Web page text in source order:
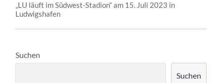
„LU läuft im Südwest-Stadion“ am 15. Juli 2023 in
Ludwigshafen
Suchen
Suchen